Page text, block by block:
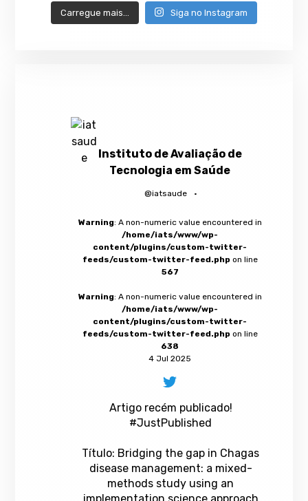
Carregue mais… Siga no Instagram
Instituto de Avaliação de
Tecnologia em Saúde
@iatsaude ·
Warning: A non-numeric value encountered in
/home/iats/www/wp-
content/plugins/custom-twitter-
feeds/custom-twitter-feed.php on line
567
Warning: A non-numeric value encountered in
/home/iats/www/wp-
content/plugins/custom-twitter-
feeds/custom-twitter-feed.php on line
638
4 Jul 2025
Artigo recém publicado!
#JustPublished
Título: Bridging the gap in Chagas
disease management: a mixed-
methods study using an
implementation science approach